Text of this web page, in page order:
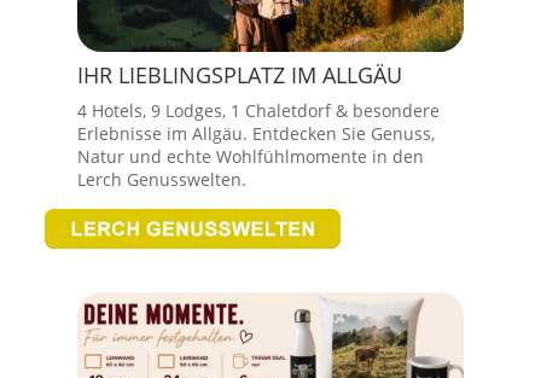
IHR LIEBLINGSPLATZ IM ALLGÄU
4 Hotels, 9 Lodges, 1 Chaletdorf & besondere
Erlebnisse im Allgäu. Entdecken Sie Genuss,
Natur und echte Wohlfühlmomente in den
Lerch Genusswelten.